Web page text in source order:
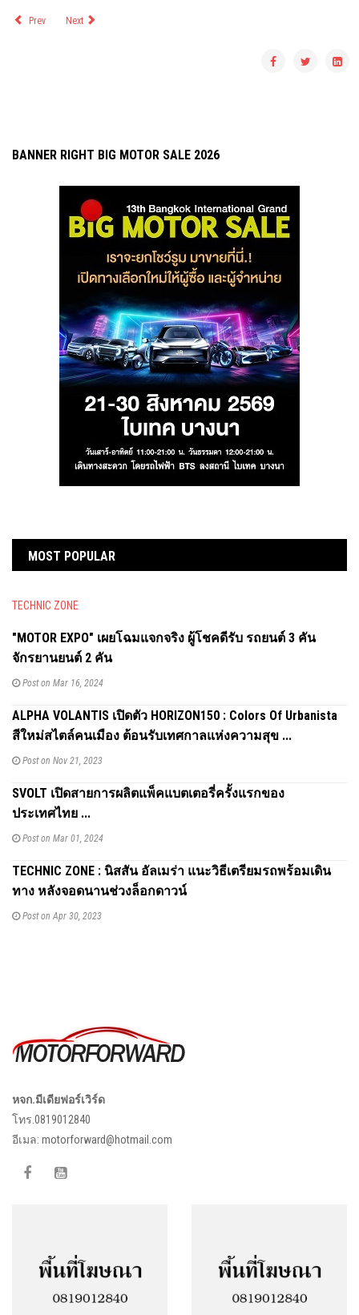
Prev Next
BANNER RIGHT BIG MOTOR SALE 2026
MOST POPULAR
TECHNIC ZONE
"MOTOR EXPO" เผยโฉมแจกจริง ผู้โชคดีรับ รถยนต์ 3 คัน
จักรยานยนต์ 2 คัน
Post on Mar 16, 2024
ALPHA VOLANTIS เปิดตัว HORIZON150 : Colors Of Urbanista
สีใหม่สไตล์คนเมือง ต้อนรับเทศกาลแห่งความสุข ...
Post on Nov 21, 2023
SVOLT เปิดสายการผลิตแพ็คแบตเตอรี่ครั้งแรกของ
ประเทศไทย ...
Post on Mar 01, 2024
TECHNIC ZONE : นิสสัน อัลเมร่า แนะวิธีเตรียมรถพร้อมเดิน
ทาง หลังจอดนานช่วงล็อกดาวน์
Post on Apr 30, 2023
หจก.มีเดียฟอร์เวิร์ด
โทร.0819012840
อีเมล: motorforward@hotmail.com